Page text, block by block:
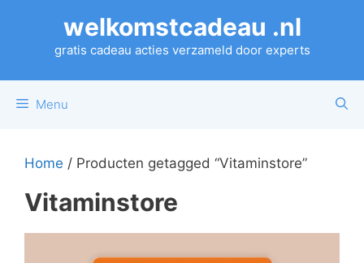
welkomstcadeau .nl
gratis cadeau acties verzameld door experts
Menu
Home / Producten getagged “Vitaminstore”
Vitaminstore